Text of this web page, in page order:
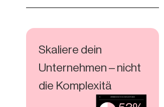
Skaliere dein
Unternehmen – nicht
die Komplexitä